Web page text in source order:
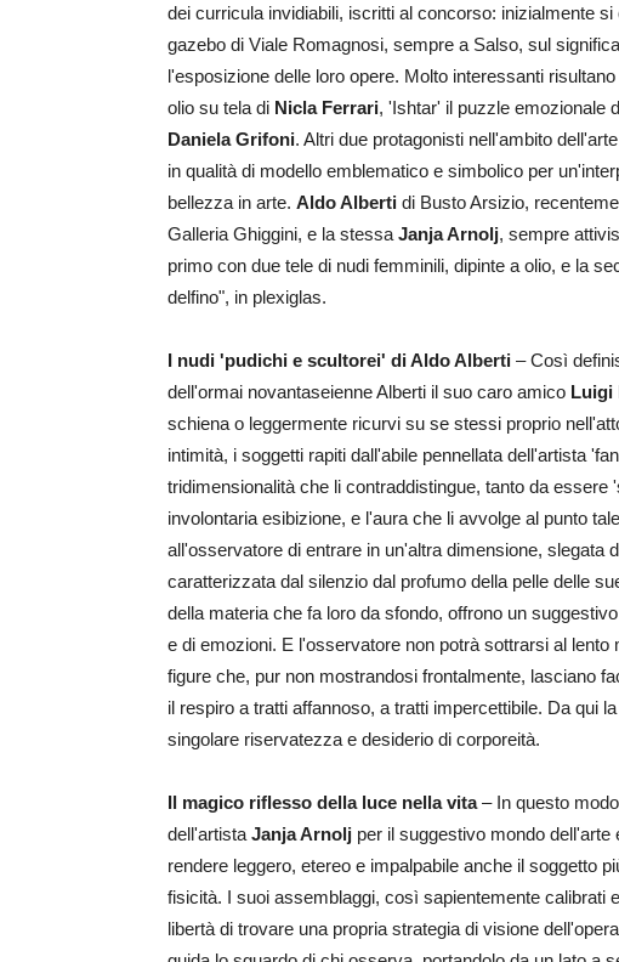
dei curricula invidiabili, iscritti al concorso: inizialmente
gazebo di Viale Romagnosi, sempre a Salso, sul
l'esposizione delle loro opere. Molto interessanti
olio su tela di Nicla Ferrari, 'Ishtar' il puzzle emozionale
Daniela Grifoni. Altri due protagonisti nell'ambito
in qualità di modello emblematico e simbolico per
bellezza in arte. Aldo Alberti di Busto Arsizio,
Galleria Ghiggini, e la stessa Janja Arnolj, sempre
primo con due tele di nudi femminili, dipinte a olio, e la
delfino", in plexiglas.
I nudi 'pudichi e scultorei' di Aldo Alberti – Così
dell'ormai novantaseienne Alberti il suo caro amico Luigi
schiena o leggermente ricurvi su se stessi proprio
intimità, i soggetti rapiti dall'abile pennellata dell'artista
tridimensionalità che li contraddistingue, tanto da essere
involontaria esibizione, e l'aura che li avvolge al punto
all'osservatore di entrare in un'altra dimensione, slegata
caratterizzata dal silenzio dal profumo della pelle delle
della materia che fa loro da sfondo, offrono un
e di emozioni. E l'osservatore non potrà sottrarsi al lento
figure che, pur non mostrandosi frontalmente, lasciano
il respiro a tratti affannoso, a tratti impercettibile. Da qui
singolare riservatezza e desiderio di corporeità.
Il magico riflesso della luce nella vita– In questo
dell'artista Janja Arnolj per il suggestivo mondo dell'arte
rendere leggero, etereo e impalpabile anche il soggetto
fisicità. I suoi assemblaggi, così sapientemente calibrati
libertà di trovare una propria strategia di visione